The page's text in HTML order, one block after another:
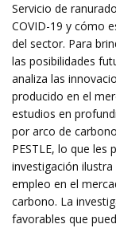
Servicio de
COVID-19 y cómo
del sector. Para
las posibilidades
analiza las
producido en el
estudios en
por arco de
PESTLE, lo que
investigación
empleo en el
carbono. La
favorables que